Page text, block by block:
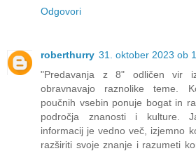
Odgovori
roberthurry 31. oktober 2023 ob
"Predavanja z 8" odličen vir
obravnavajo raznolike teme.
poučnih vsebin ponuje bogat in
področja znanosti i kulture.
informacij je vedno več, izjemno
razširiti svoje znanje i razumeti